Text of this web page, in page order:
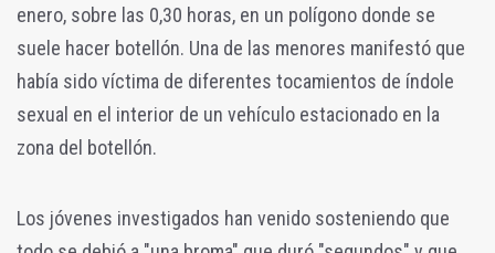
enero, sobre las 0,30 horas, en un polígono donde se
suele hacer botellón. Una de las menores manifestó que
había sido víctima de diferentes tocamientos de índole
sexual en el interior de un vehículo estacionado en la
zona del botellón.
Los jóvenes investigados han venido sosteniendo que